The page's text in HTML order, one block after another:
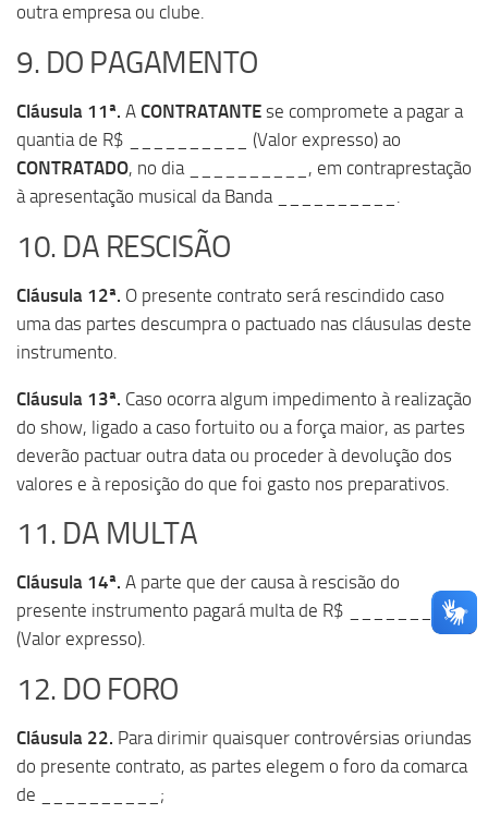
outra empresa ou clube.
9. DO PAGAMENTO
Cláusula 11ª. A CONTRATANTE se compromete a pagar a
quantia de R$ __________ (Valor expresso) ao
CONTRATADO, no dia __________, em contraprestação
à apresentação musical da Banda __________.
10. DA RESCISÃO
Cláusula 12ª. O presente contrato será rescindido caso
uma das partes descumpra o pactuado nas cláusulas deste
instrumento.
Cláusula 13ª. Caso ocorra algum impedimento à realização
do show, ligado a caso fortuito ou a força maior, as partes
deverão pactuar outra data ou proceder à devolução dos
valores e à reposição do que foi gasto nos preparativos.
11. DA MULTA
Cláusula 14ª. A parte que der causa à rescisão do
presente instrumento pagará multa de R$ __________
(Valor expresso).
12. DO FORO
Cláusula 22. Para dirimir quaisquer controvérsias oriundas
do presente contrato, as partes elegem o foro da comarca
de __________;